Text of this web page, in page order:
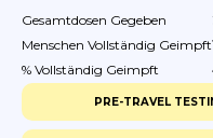
Gesamtdosen Gegeben
Menschen Vollständig Geimpft
% Vollständig Geimpft
PRE-TRAVEL